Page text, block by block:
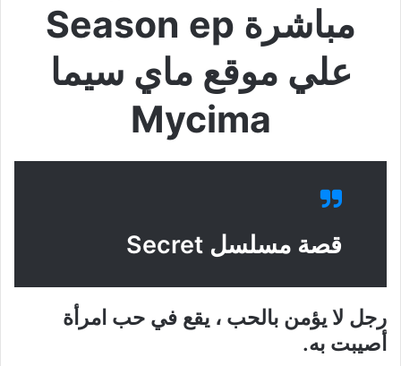
مباشرة Season ep
علي موقع ماي سيما
Mycima
قصة مسلسل Secret
رجل لا يؤمن بالحب ، يقع في حب امرأة
أصيبت به.